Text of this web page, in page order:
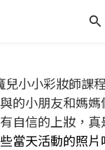
小小彩妝師課
的小朋友和媽媽
自信的上妝，
當天活動的照片